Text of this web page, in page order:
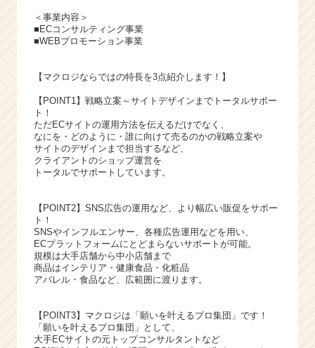
＜事業内容＞
■ECコンサルティング事業
■WEBプロモーション事業
【マクロジならではの特長を3点紹介します！】
【POINT1】戦略立案～サイトデザインまでトータルサポー
ト！
ただECサイトの運用方法を伝えるだけでなく、
なにを・どのように・誰に向けて売るのかの戦略立案や
サイトのデザインまで担当するなど、
クライアントのショップ運営を
トータルでサポートしています。
【POINT2】SNS広告の運用など、より幅広い販促をサポー
ト！
SNSやインフルエンサー、各種広告運用などを用い、
ECプラットフォームにとどまらないサポートが可能。
規模は大手店舗から中小店舗まで
商品はインテリア・健康食品・化粧品
アパレル・食品など、広範囲に渡ります。
【POINT3】マクロジは「願いを叶えるプロ集団」です！
「願いを叶えるプロ集団」として、
大手ECサイトの元トップコンサルタントなど